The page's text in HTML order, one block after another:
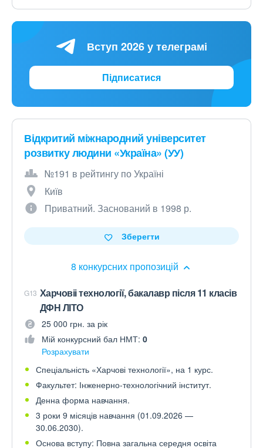
Вступ 2026 у телеграмі
Підписатися
Відкритий міжнародний університет
розвитку людини «Україна» (УУ)
№191 в рейтингу по Україні
Київ
Приватний. Заснований в 1998 р.
8 конкурсних пропозицій
Зберегти
G13 Харчовіі технології, бакалавр після 11 класів
ДФН ЛІТО
25 000 грн. за рік
Мій конкурсний бал НМТ: 0
Розрахувати
Спеціальність «Харчові технології», на 1 курс.
Факультет: Інженерно-технологічний інститут.
Денна форма навчання.
3 роки 9 місяців навчання (01.09.2026 —
30.06.2030).
Основа вступу: Повна загальна середня освіта